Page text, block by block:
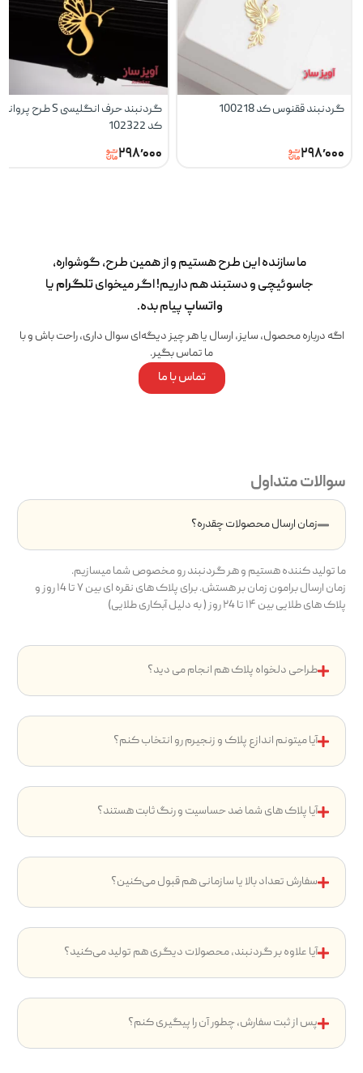
گردنبند ققنوس کد 100218
۲۹۸٬۰۰۰
گردنبند حرف انگلیسی S طرح پروانه
کد 102322
۲۹۸٬۰۰۰
ما سازنده این طرح‌ هستیم و از همین طرح، گوشواره،
جاسوئیچی و دستبند هم داریم! اگر میخوایتلگرامیا
واتساپپیام بده.
اگه درباره محصول، سایز، ارسال یا هر چیز دیگه‌ای سوال داری، راحت باش و با
ما تماس بگیر.
تماس با ما
سوالات متداول
زمان ارسال محصولات چقدره؟
ما تولید کننده هستیم و هر گردنبند رو مخصوص شما میسازیم.
زمان ارسال برامون زمان بر هستش. برای پلاک های نقره ای بین ۷ تا ۱4 روز و
پلاک های طلایی بین ۱۴ تا ۲4 روز ( به دلیل آبکاری طلایی)
طراحی دلخواه پلاک هم انجام می دید؟
آیا میتونم اندازع پلاک و زنجیرم رو انتخاب کنم؟
آیا پلاک های شما ضد حساسیت و رنگ ثابت هستند؟
سفارش تعداد بالا یا سازمانی هم قبول می‌کنین؟
آیا علاوه بر گردنبند، محصولات دیگری هم تولید می‌کنید؟
پس از ثبت سفارش، چطور آن را پیگیری کنم؟